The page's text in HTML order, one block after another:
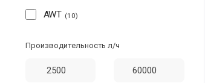
AWT 10
Производительность л/ч